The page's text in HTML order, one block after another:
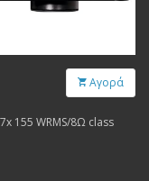
Αγορά
155 WRMS/8Ω class